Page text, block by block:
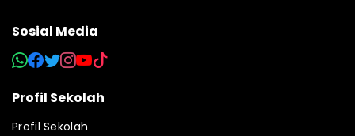
Sosial Media
Profil Sekolah
Profil Sekolah